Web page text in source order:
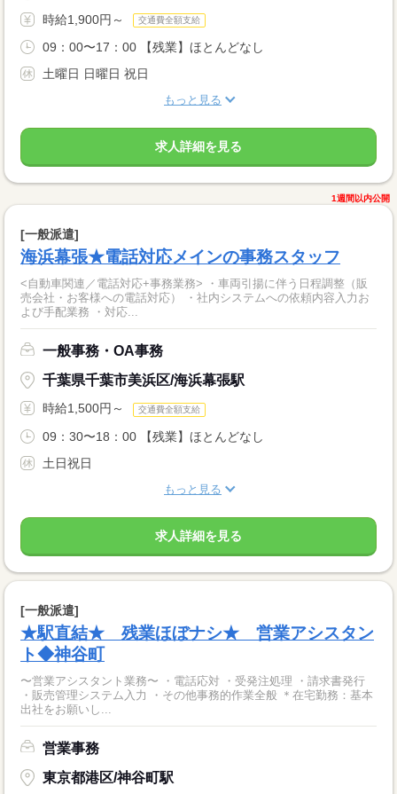
時給1,900円～ 交通費全額支給
09：00〜17：00 【残業】ほとんどなし
土曜日 日曜日 祝日
もっと見る
求人詳細を見る
1週間以内公開
[一般派遣]
海浜幕張★電話対応メインの事務スタッフ
<自動車関連／電話対応+事務業務> ・車両引揚に伴う日程調整（販
売会社・お客様への電話対応） ・社内システムへの依頼内容入力お
よび手配業務 ・対応...
一般事務・OA事務
千葉県千葉市美浜区/海浜幕張駅
時給1,500円～ 交通費全額支給
09：30〜18：00 【残業】ほとんどなし
土日祝日
もっと見る
求人詳細を見る
[一般派遣]
★駅直結★ 残業ほぼナシ★ 営業アシスタン
ト◆神谷町
〜営業アシスタント業務〜 ・電話応対 ・受発注処理 ・請求書発行
・販売管理システム入力 ・その他事務的作業全般 ＊在宅勤務：基本
出社をお願いし...
営業事務
東京都港区/神谷町駅